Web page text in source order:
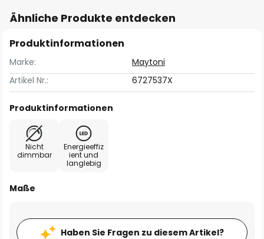
Ähnliche Produkte entdecken
Produktinformationen
Marke:
Maytoni
Artikel Nr.:
6727537X
Produktinformationen
Nicht
dimmbar
Energieeffiz
ient und
langlebig
Maße
Haben Sie Fragen zu diesem Artikel?